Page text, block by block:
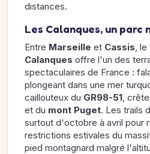
distances.
Les Calanques, un
Entre Marseille et Cassis, le
Calanques offre l'un des
spectaculaires de France :
plongeant dans une mer
caillouteux du GR98-51,
et du mont Puget. Les trails
surtout d'octobre à avril pour
restrictions estivales du
pied montagnard malgré